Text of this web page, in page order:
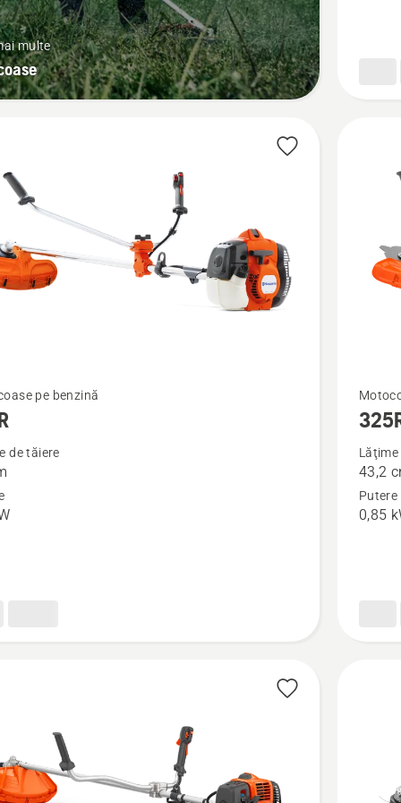
multe
pe benzină
de tăiere
Vezi
mai
multe
detalii
despre
325R
43,2
Putere
0,85